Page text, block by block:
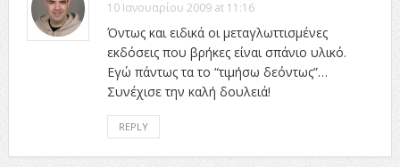
10 Ιανουαρίου 2009 at 11:16
Όντως και ειδικά οι μεταγλωττισμένες
εκδόσεις που βρήκες είναι σπάνιο υλικό.
Εγώ πάντως τα το “τιμήσω δεόντως”…
Συνέχισε την καλή δουλειά!
REPLY